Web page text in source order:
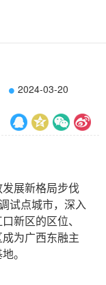
2024-03-20
展新格局步伐
试点城市，深入
新区的区位、
为广西东融主
。